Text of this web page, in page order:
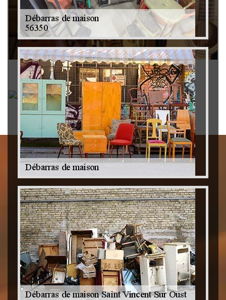
Rachat instrument de musique 79
Achat antiquité 79